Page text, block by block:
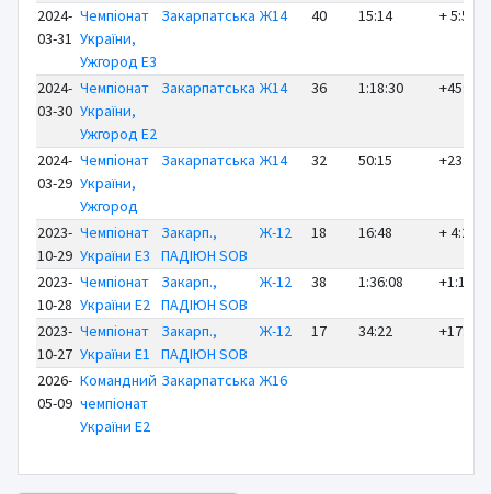
2024-
03-31
Чемпіонат
України,
Ужгород E3
Закарпатська Ж14 40 15:14 + 5:54
2024-
03-30
Чемпіонат
України,
Ужгород E2
Закарпатська Ж14 36 1:18:30 +45:20
2024-
03-29
Чемпіонат
України,
Ужгород
Закарпатська Ж14 32 50:15 +23:51
2023-
10-29
Чемпіонат
України E3
Закарп.,
ПАДІЮН SOB
Ж-12 18 16:48 + 4:25
2023-
10-28
Чемпіонат
України E2
Закарп.,
ПАДІЮН SOB
Ж-12 38 1:36:08
2023-
10-27
Чемпіонат
України E1
Закарп.,
ПАДІЮН SOB
Ж-12 17 34:22 +17:20
2026-
05-09
Командний
чемпіонат
України E2
Закарпатська Ж16